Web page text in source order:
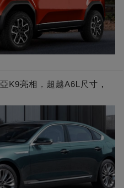
K9亮相，超越A6L尺寸，